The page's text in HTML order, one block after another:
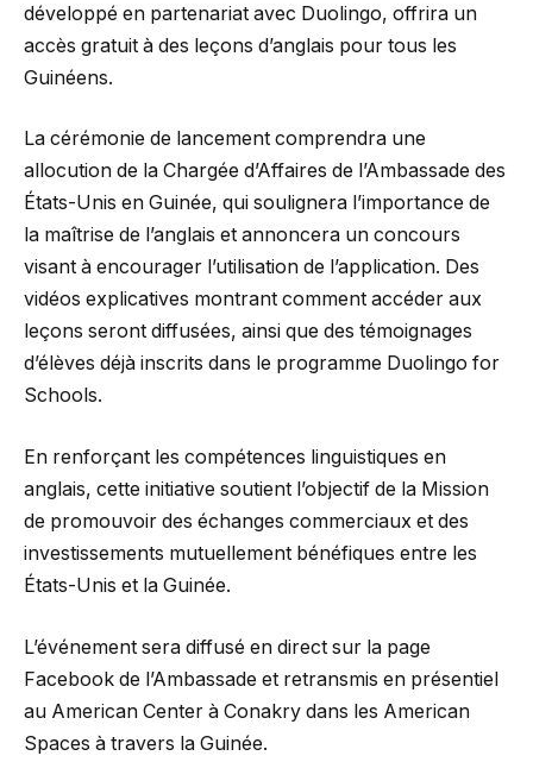
développé en partenariat avec Duolingo, offrira un
accès gratuit à des leçons d’anglais pour tous les
Guinéens.
La cérémonie de lancement comprendra une
allocution de la Chargée d’Affaires de l’Ambassade des
États-Unis en Guinée, qui soulignera l’importance de
la maîtrise de l’anglais et annoncera un concours
visant à encourager l’utilisation de l’application. Des
vidéos explicatives montrant comment accéder aux
leçons seront diffusées, ainsi que des témoignages
d’élèves déjà inscrits dans le programme Duolingo for
Schools.
En renforçant les compétences linguistiques en
anglais, cette initiative soutient l’objectif de la Mission
de promouvoir des échanges commerciaux et des
investissements mutuellement bénéfiques entre les
États-Unis et la Guinée.
L’événement sera diffusé en direct sur la page
Facebook de l’Ambassade et retransmis en présentiel
au American Center à Conakry dans les American
Spaces à travers la Guinée.